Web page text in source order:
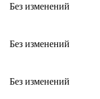
Без изменений
Без изменений
Без изменений